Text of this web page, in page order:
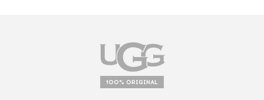
100% ORIGINAL